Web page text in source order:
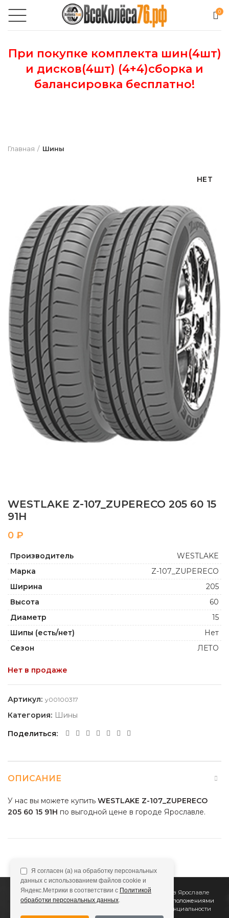
0
При покупке комплекта шин(4шт)
и дисков(4шт) (4+4)сборка и
балансировка бесплатно!
Главная Шины
НЕТ
WESTLAKE Z-107_ZUPERECO 205 60 15
91H
₽
Производитель
WESTLAKE
Марка
Z-107_ZUPERECO
Ширина
205
Высота
60
Диаметр
15
Шипы (есть/нет)
Нет
Сезон
ЛЕТО
Нет в продаже
Артикул: y00100317
Категория: Шины
Поделиться
ОПИСАНИЕ
У нас вы можете купить WESTLAKE Z-107_ZUPERECO
205 60 15 91H по выгодной цене в городе Ярославле.
2011Все Колёса Интернет-магазин шин и дисков в Ярославле
Сайт не является публичной офертой, определяемой положениями
Политике конфиденциальности
Я согласен (а) на обработку персональных
данных с использованием файлов cookie и
Яндекс.Метрики в соответствии с Политикой
обработки персональных данных.